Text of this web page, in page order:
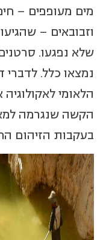
מים מעופפים –
וזבובאים –
שלא נפגעו.
נמצאו כלל.
הלאומי
הקשה שנגרמה
בעקבות הזיהום